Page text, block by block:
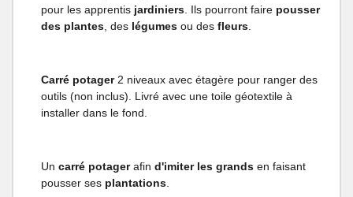
pour les apprentis jardiniers . Ils pourront faire pousser
des plantes , des légumes ou des fleurs
Carré potager2 niveaux avec étagère pour ranger des
outils (non inclus). Livré avec une toile géotextile à
installer dans le fond.
Un carré potagerafin d'imiter les grands en faisant
pousser ses plantations